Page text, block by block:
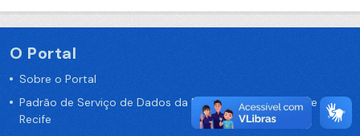
O Portal
Sobre o Portal
Padrão de Serviço de Dados da Prefeitura da Cidade de
Recife